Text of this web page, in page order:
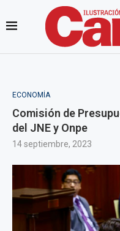
ECONOMÍA
Comisión de
del JNE y Onpe
14 septiembre, 2023